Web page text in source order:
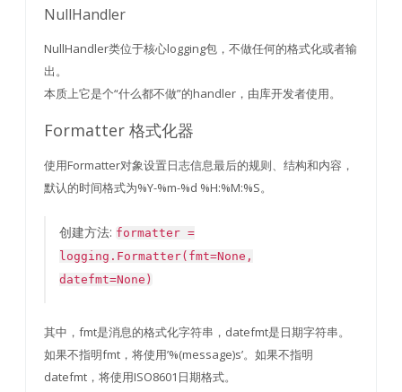
NullHandler
NullHandler类位于核心logging包，不做任何的格式化或者输
出。
本质上它是个“什么都不做”的handler，由库开发者使用。
Formatter 格式化器
使用Formatter对象设置日志信息最后的规则、结构和内容，
默认的时间格式为%Y-%m-%d %H:%M:%S。
创建方法: formatter =
logging.Formatter(fmt=None,
datefmt=None)
其中，fmt是消息的格式化字符串，datefmt是日期字符串。
如果不指明fmt，将使用’%(message)s’。如果不指明
datefmt，将使用ISO8601日期格式。